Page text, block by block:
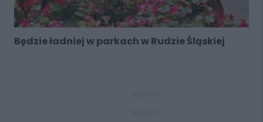
Będzie ładniej w parkach w Rudzie Śląskiej